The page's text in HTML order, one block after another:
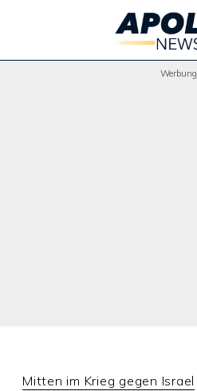
Werbung
Mitten im Krieg gegen Israel